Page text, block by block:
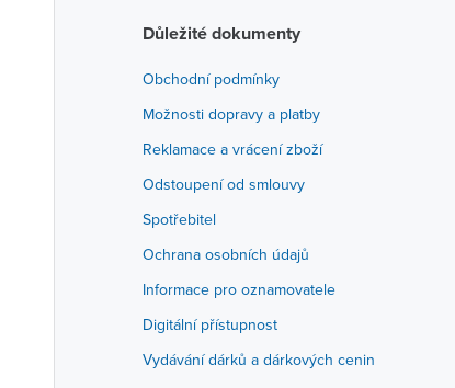
Důležité dokumenty
Obchodní podmínky
Možnosti dopravy a platby
Reklamace a vrácení zboží
Odstoupení od smlouvy
Spotřebitel
Ochrana osobních údajů
Informace pro oznamovatele
Digitální přístupnost
Vydávání dárků a dárkových cenin